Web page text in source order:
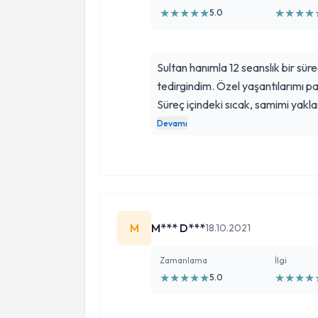
★★★★★5.0 ★★★★
Sultan hanımla 12 seanslık bir
tedirgindim. Özel yaşantılarımı
Süreç içindeki sıcak, samimi
kimseye anlatmadığım şeyleri
terapimiz bitsin istemedim.
başlayabilirsiniz
Devamı
M M*** D***18.10.2021
Zamanlama
★★★★★5.0
İlgi
★★★★